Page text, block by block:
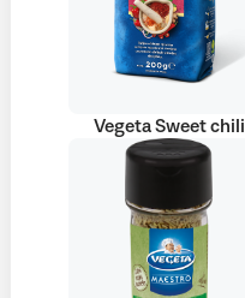
Vegeta Sweet chili